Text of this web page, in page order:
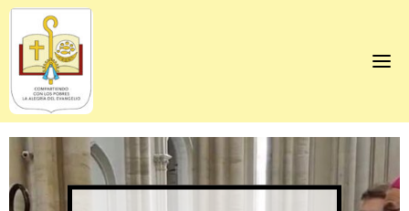
Skip
content